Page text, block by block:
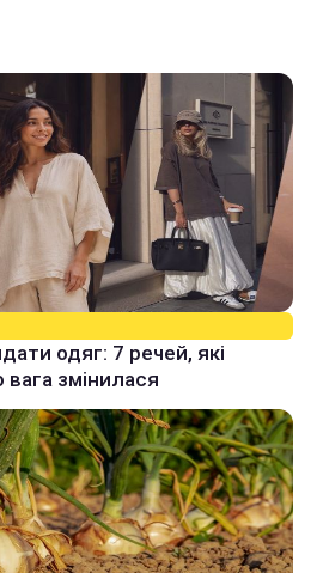
одяг: 7 речей, які
змінилася